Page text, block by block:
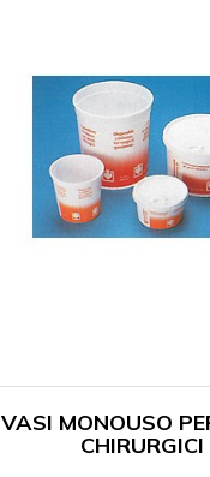
VASI MONOUSO
CHIRURGICI